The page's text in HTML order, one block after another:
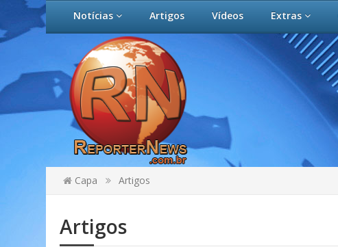
Notícias Artigos Vídeos Extras
Capa Artigos
Artigos